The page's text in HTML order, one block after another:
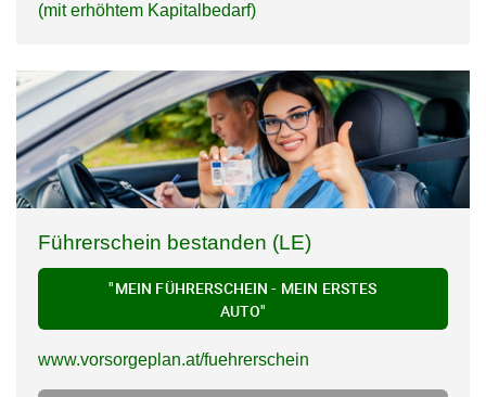
(mit erhöhtem Kapitalbedarf)
Führerschein bestanden (LE)
"MEIN FÜHRERSCHEIN - MEIN ERSTES
AUTO"
www.vorsorgeplan.at/fuehrerschein